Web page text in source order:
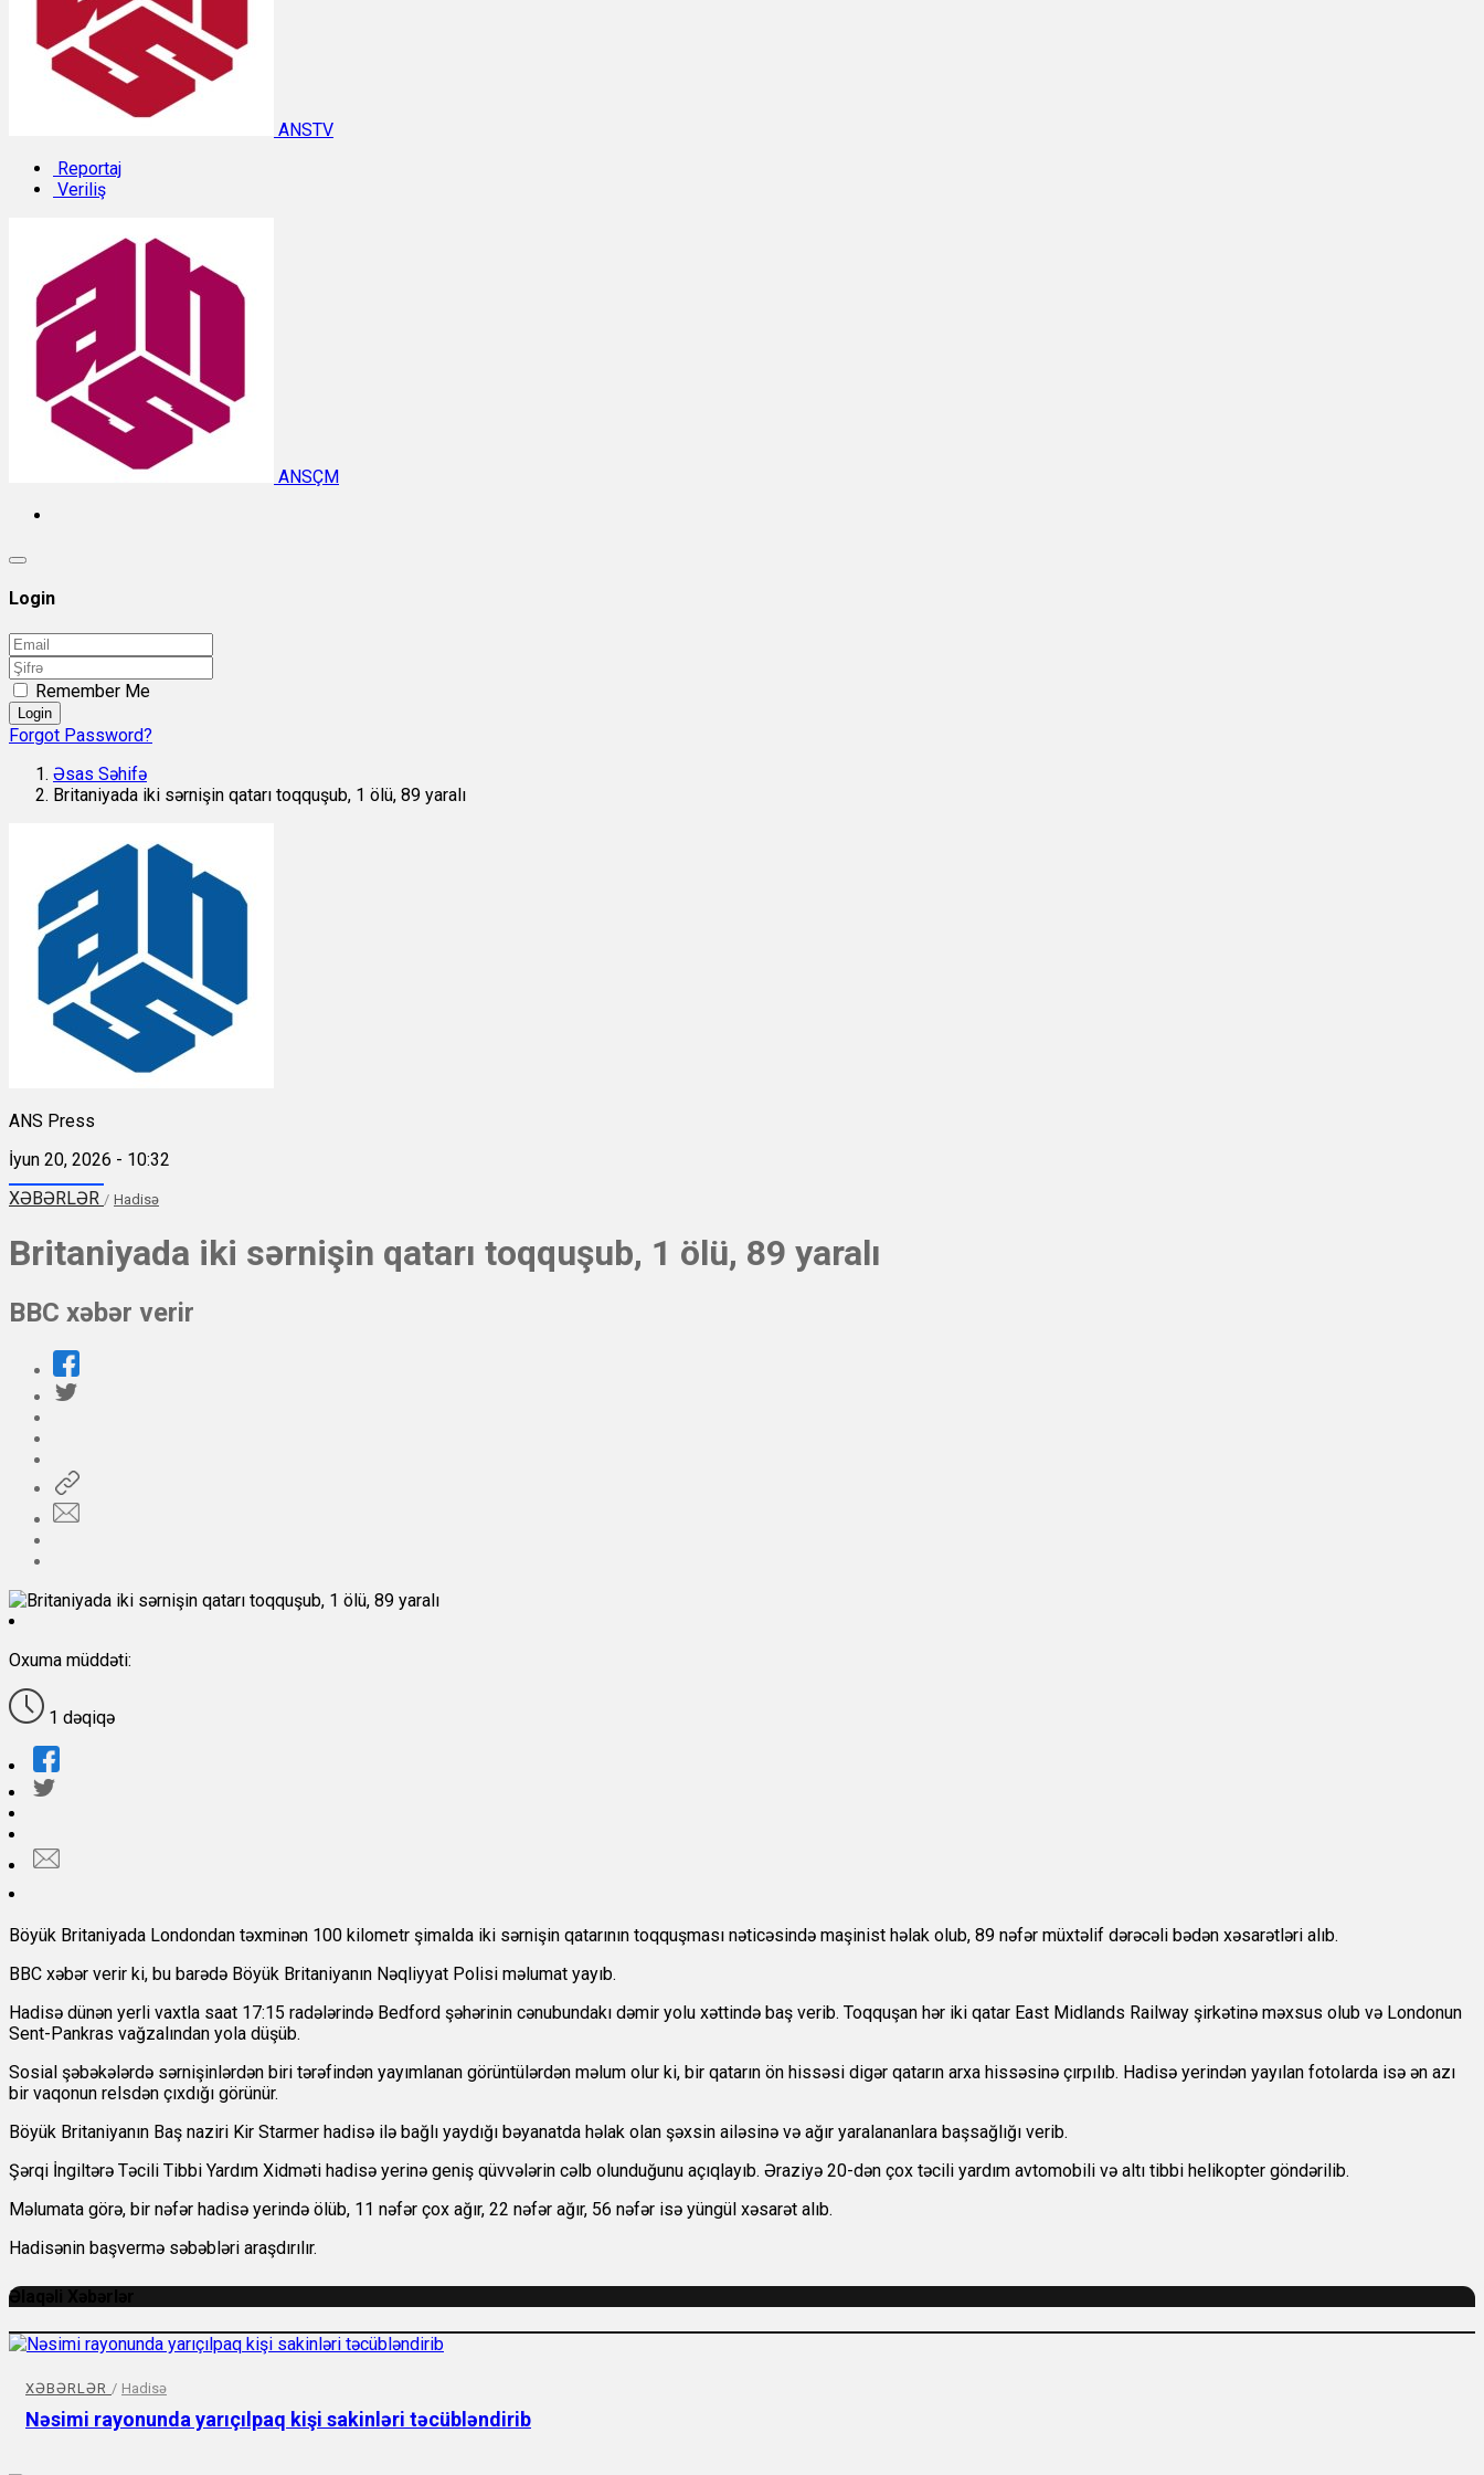
ANSTV
Reportaj
Veriliş
ANSÇM
Login
Remember Me
Login
Forgot Password?
Əsas Səhifə
Britaniyada iki sərnişin qatarı toqquşub, 1 ölü, 89 yaralı
ANS Press
İyun 20, 2026 - 10:32
XƏBƏRLƏR / Hadisə
Britaniyada iki sərnişin qatarı toqquşub, 1 ölü, 89 yaralı
BBC xəbər verir
Oxuma müddəti:
1 dəqiqə
Böyük Britaniyada Londondan təxminən 100 kilometr şimalda iki sərnişin qatarının toqquşması nəticəsində maşinist həlak olub, 89 nəfər müxtəlif dərəcəli bədən xəsarətləri alıb.
BBC xəbər verir ki, bu barədə Böyük Britaniyanın Nəqliyyat Polisi məlumat yayıb.
Hadisə dünən yerli vaxtla saat 17:15 radələrində Bedford şəhərinin cənubundakı dəmir yolu xəttində baş verib. Toqquşan hər iki qatar East Midlands Railway şirkətinə məxsus olub və Londonun
Sent-Pankras vağzalından yola düşüb.
Sosial şəbəkələrdə sərnişinlərdən biri tərəfindən yayımlanan görüntülərdən məlum olur ki, bir qatarın ön hissəsi digər qatarın arxa hissəsinə çırpılıb. Hadisə yerindən yayılan fotolarda isə ən azı
bir vaqonun relsdən çıxdığı görünür.
Böyük Britaniyanın Baş naziri Kir Starmer hadisə ilə bağlı yaydığı bəyanatda həlak olan şəxsin ailəsinə və ağır yaralananlara başsağlığı verib.
Şərqi İngiltərə Təcili Tibbi Yardım Xidməti hadisə yerinə geniş qüvvələrin cəlb olunduğunu açıqlayıb. Əraziyə 20-dən çox təcili yardım avtomobili və altı tibbi helikopter göndərilib.
Məlumata görə, bir nəfər hadisə yerində ölüb, 11 nəfər çox ağır, 22 nəfər ağır, 56 nəfər isə yüngül xəsarət alıb.
Hadisənin başvermə səbəbləri araşdırılır.
Əlaqəli Xəbərlər
XƏBƏRLƏR / Hadisə
Nəsimi rayonunda yarıçılpaq kişi sakinləri təcübləndirib